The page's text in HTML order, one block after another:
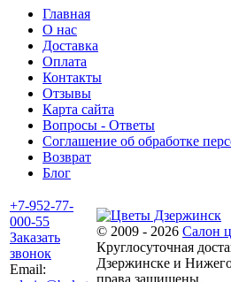
Главная
О нас
Доставка
Оплата
Контакты
Отзывы
Карта сайта
Вопросы - Ответы
Соглашение об обработке
Возврат
Блог
+7-952-77-
000-55
Заказать
звонок
Email:
© 2009 - 2026 Салон
Круглосуточная
Дзержинске и